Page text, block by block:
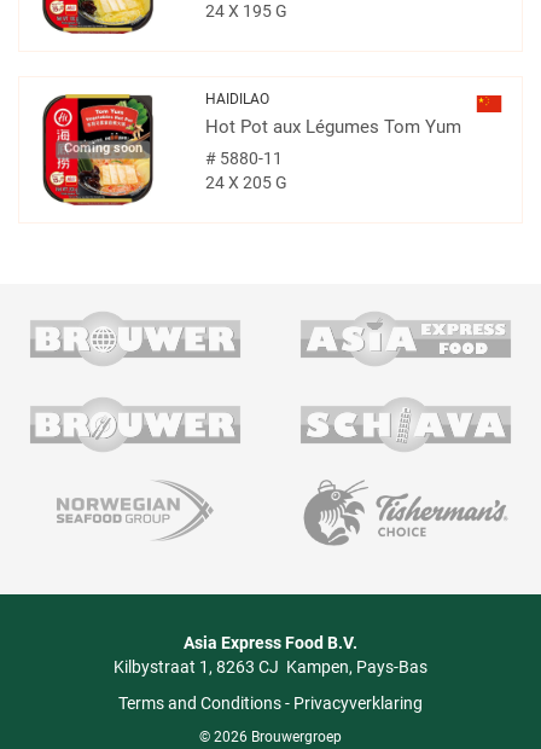
24 X 195 G
Coming soon
HAIDILAO
Hot Pot aux Légumes Tom Yum
#5880-11
24 X 205 G
Asia Express Food B.V.
Kilbystraat 1 8263 CJ Kampen Pays-Bas
Terms and Conditions- Privacyverklaring
© 2026 Brouwergroep